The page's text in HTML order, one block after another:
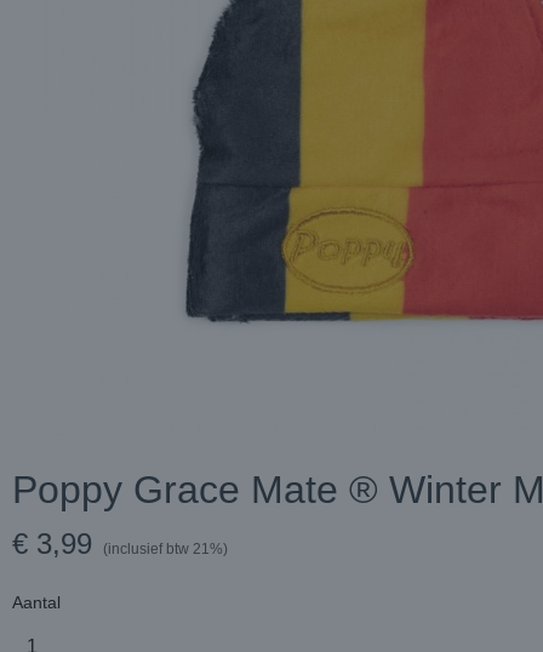
Poppy Grace Mate ® Winter
€ 3,99 (inclusief btw 21%)
Aantal